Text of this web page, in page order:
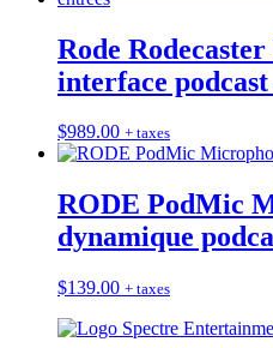
Rode
interface podcast
$989.00 + taxes
RODE PodMic
dynamique
$139.00 + taxes